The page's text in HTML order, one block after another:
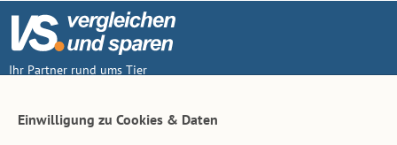
Ihr Partner rund ums Tier
Einwilligung zu Cookies & Daten